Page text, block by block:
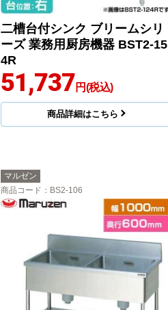
二槽台付シンク ブリームシリ
ーズ 業務用厨房機器 BST2-15
4R
51,737円(税込)
商品詳細はこちら
マルゼン
商品コード ：BS2-106